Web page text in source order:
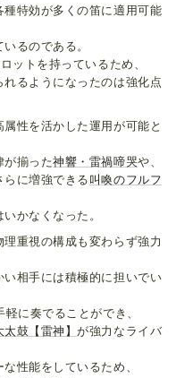
特効が多くの笛に適用可能
るのである。
ットを持っているため、
るようになったのは強化点
性を活かした運用が可能と
が揃った神響・雷禍啼哭や、
に増強できる叫喚のフルフ
かなくなった。
重視の構成も変わらず強力
相手には積極的に担いでい
に奏でることができ、
太鼓【雷神】が強力なライバ
性能をしているため、